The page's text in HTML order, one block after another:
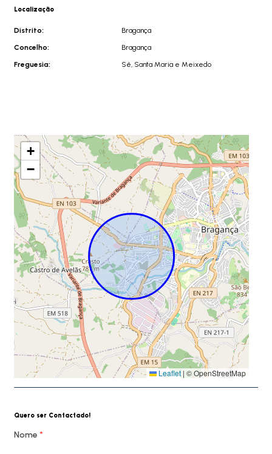
Localização
Distrito:
Bragança
Concelho:
Bragança
Freguesia:
Sé, Santa Maria e Meixedo
+
−
Leaflet | © OpenStreetMap
Quero ser Contactado!
Nome *